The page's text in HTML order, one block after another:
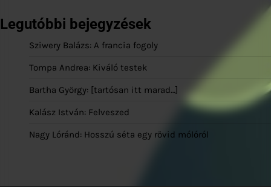
Legutóbbi bejegyzések
Sziwery Balázs: A francia fogoly
Tompa Andrea: Kiváló testek
Bartha György: [tartósan itt marad…]
Kalász István: Felveszed
Nagy Lóránd: Hosszú séta egy rövid mólóról